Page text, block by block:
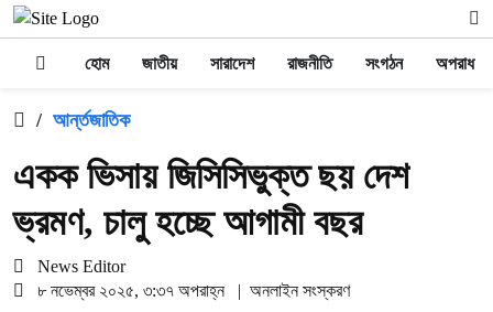
হোম জাতীয় সারাদেশ রাজনীতি সংগঠন অপরাধ
/ আর্ন্তজাতিক
একক ভিসায় জিসিসিভুক্ত ছয় দেশ
ভ্রমণ, চালু হচ্ছে আগামী বছর
News Editor
৮ নভেম্বর ২০২৫, ৩:৩৭ অপরাহ্ন
| অনলাইন সংস্করণ